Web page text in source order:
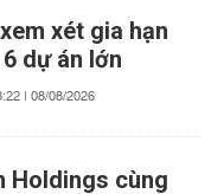
xét gia hạn
dự án lớn
| 08/08/2026
Holdings cùng